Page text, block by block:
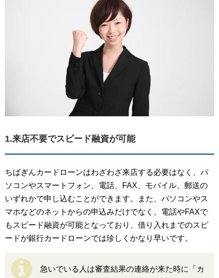
1.来店不要でスピード融資が可能
ちばぎんカードローンはわざわざ来店する必要はなく、パ
ソコンやスマートフォン、電話、FAX、モバイル、郵送の
いずれかで申し込むことができます。また、パソコンやス
マホなどのネットからの申込みだけでなく、電話やFAXで
もスピード融資が可能となっており、借り入れまでのスピ
ードが銀行カードローンでは珍しくかなり早いです。
急いでいる人は審査結果の連絡が来た時に「カ